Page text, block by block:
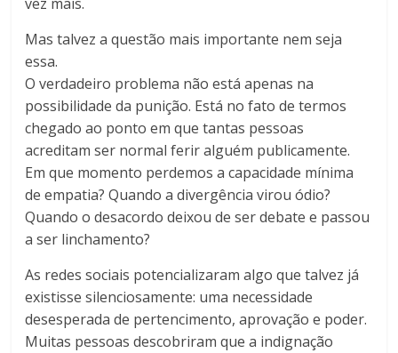
Mas talvez a questão mais importante nem seja
essa.
O verdadeiro problema não está apenas na
possibilidade da punição. Está no fato de termos
chegado ao ponto em que tantas pessoas
acreditam ser normal ferir alguém publicamente.
Em que momento perdemos a capacidade mínima
de empatia? Quando a divergência virou ódio?
Quando o desacordo deixou de ser debate e passou
a ser linchamento?
As redes sociais potencializaram algo que talvez já
existisse silenciosamente: uma necessidade
desesperada de pertencimento, aprovação e poder.
Muitas pessoas descobriram que a indignação